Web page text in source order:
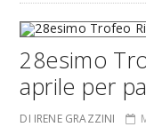
28esimo
aprile per
DI IRENE GRAZZINI